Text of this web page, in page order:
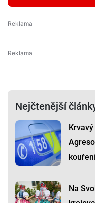
Nejčtenější
Na